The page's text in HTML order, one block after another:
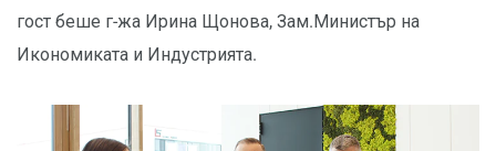
гост беше г-жа Ирина Щонова, Зам.Министър на
Икономиката и Индустрията.